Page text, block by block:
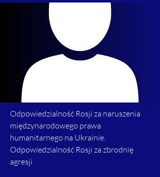
Odpowiedzialność Rosji za naruszenia
międzynarodowego prawa
humanitarnego na Ukrainie.
Odpowiedzialność Rosji za zbrodnię
agresji